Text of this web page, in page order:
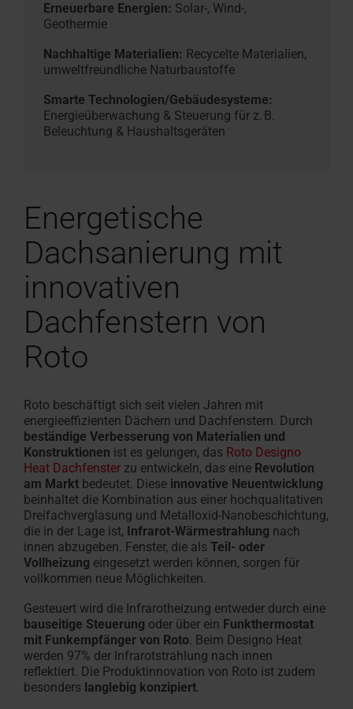
Erneuerbare Energien: Solar-, Wind-,
Geothermie
Nachhaltige Materialien: Recycelte Materialien,
umweltfreundliche Naturbaustoffe
Smarte Technologien/Gebäudesysteme:
Energieüberwachung & Steuerung für z. B.
Beleuchtung & Haushaltsgeräten
Energetische
Dachsanierung mit
innovativen
Dachfenstern von
Roto
Roto beschäftigt sich seit vielen Jahren mit
energieeffizienten Dächern und Dachfenstern. Durch
beständige Verbesserung von Materialien und
Konstruktionen ist es gelungen, das Roto Designo
Heat Dachfenster zu entwickeln, das eine Revolution
am Markt bedeutet. Diese innovative Neuentwicklung
beinhaltet die Kombination aus einer hochqualitativen
Dreifachverglasung und Metalloxid-Nanobeschichtung,
die in der Lage ist, Infrarot-Wärmestrahlung nach
innen abzugeben. Fenster, die als Teil- oder
Vollheizung eingesetzt werden können, sorgen für
vollkommen neue Möglichkeiten.
Gesteuert wird die Infrarotheizung entweder durch eine
bauseitige Steuerung oder über ein Funkthermostat
mit Funkempfänger von Roto. Beim Designo Heat
werden 97% der Infrarotstrahlung nach innen
reflektiert. Die Produktinnovation von Roto ist zudem
besonders langlebig konzipiert.